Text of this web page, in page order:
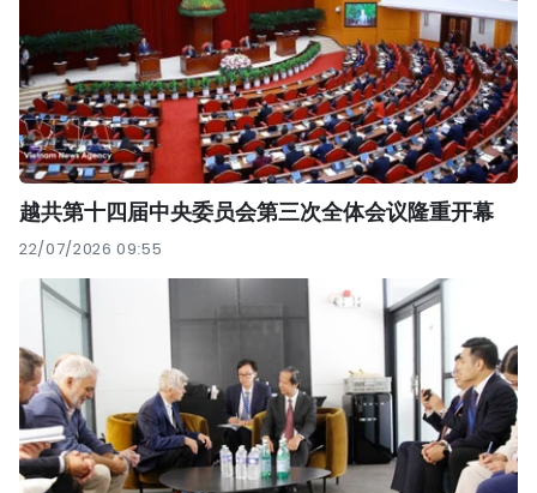
越共第十四届中央委员会第三次全体会议隆重开幕
22/07/2026 09:55